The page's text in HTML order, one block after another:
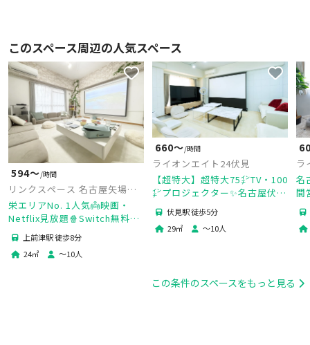
このスペース周辺の人気スペース
594〜/時間
リンクスペース 名古屋矢場町
店
栄エリアNo. 1人気👼映画・
Netflix見放題🍿Switch無料貸
し出し🎮24時間365日利用OK
🏪高速Wifi✨
上前津駅 徒歩8分
24㎡ 〜10人
660〜/時間
ライオンエイト24伏見
【超特大】超特大75㌅TV・100
㌅プロジェクター✨名古屋伏見
駅徒歩5分✨24時間営業
伏見駅 徒歩5分
29㎡ 〜10人
ラ
名
間
この条件のスペースをもっと見る